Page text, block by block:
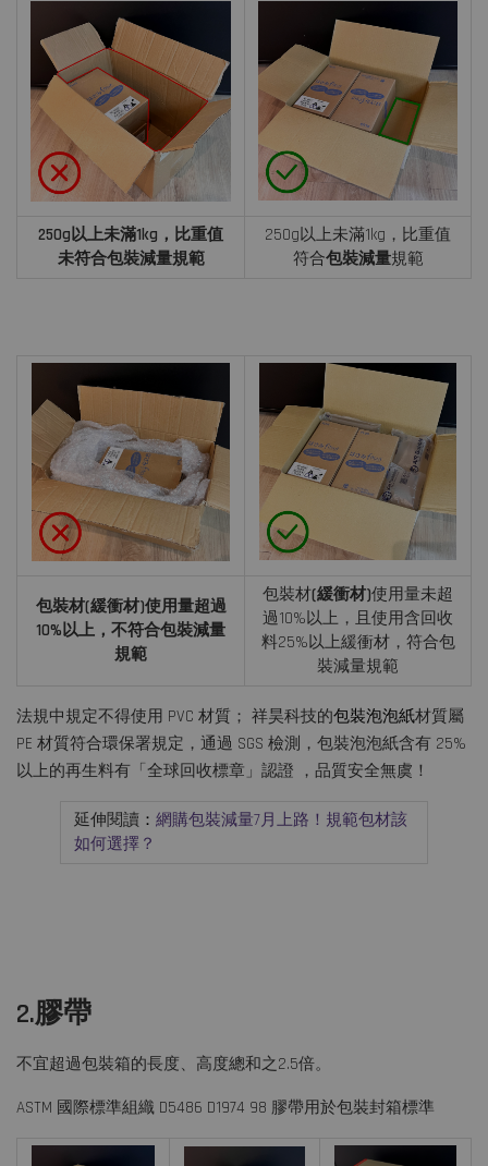
250g以上未滿1kg，比重值
未符合包裝減量規範
250g以上未滿1kg，比重值
符合包裝減量規範
包裝材(緩衝材)使用量超過
10%以上，不符合包裝減量
規範
包裝材(緩衝材)使用量未超
過10%以上，且使用含回收
料25%以上緩衝材，符合包
裝減量規範
法規中規定不得使用 PVC 材質； 祥昊科技的包裝泡泡紙材質屬
PE 材質符合環保署規定，通過 SGS 檢測，包裝泡泡紙含有 25%
以上的再生料有「全球回收標章」認證 ，品質安全無虞！
延伸閱讀 ： 網購包裝減量7月上路！規範包材該
如何選擇？
2.膠帶
不宜超過包裝箱的長度、高度總和之2.5倍。
ASTM 國際標準組織 D5486 D1974 98 膠帶用於包裝封箱標準